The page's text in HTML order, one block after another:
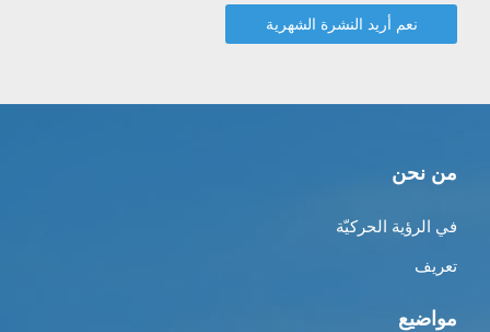
من نحن
في الرؤية الحركيّة
تعريف
مواضيع